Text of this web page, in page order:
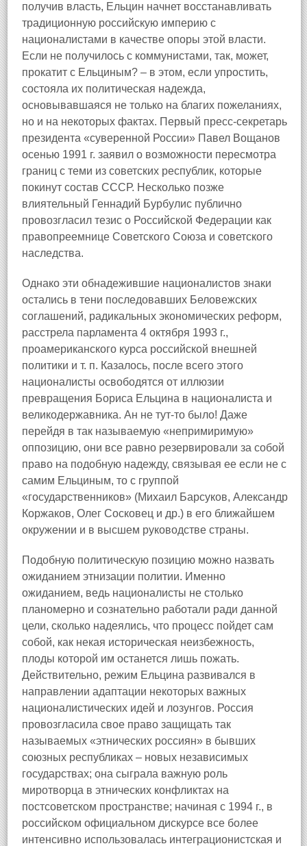
получив власть, Ельцин начнет восстанавливать
традиционную российскую империю с
националистами в качестве опоры этой власти.
Если не получилось с коммунистами, так, может,
прокатит с Ельциным? – в этом, если упростить,
состояла их политическая надежда,
основывавшаяся не только на благих пожеланиях,
но и на некоторых фактах. Первый пресс-секретарь
президента «суверенной России» Павел Вощанов
осенью 1991 г. заявил о возможности пересмотра
границ с теми из советских республик, которые
покинут состав СССР. Несколько позже
влиятельный Геннадий Бурбулис публично
провозгласил тезис о Российской Федерации как
правопреемнице Советского Союза и советского
наследства.
Однако эти обнадежившие националистов знаки
остались в тени последовавших Беловежских
соглашений, радикальных экономических реформ,
расстрела парламента 4 октября 1993 г.,
проамериканского курса российской внешней
политики и т. п. Казалось, после всего этого
националисты освободятся от иллюзии
превращения Бориса Ельцина в националиста и
великодержавника. Ан не тут-то было! Даже
перейдя в так называемую «непримиримую»
оппозицию, они все равно резервировали за собой
право на подобную надежду, связывая ее если не с
самим Ельциным, то с группой
«государственников» (Михаил Барсуков, Александр
Коржаков, Олег Сосковец и др.) в его ближайшем
окружении и в высшем руководстве страны.
Подобную политическую позицию можно назвать
ожиданием этнизации политии. Именно
ожиданием, ведь националисты не столько
планомерно и сознательно работали ради данной
цели, сколько надеялись, что процесс пойдет сам
собой, как некая историческая неизбежность,
плоды которой им останется лишь пожать.
Действительно, режим Ельцина развивался в
направлении адаптации некоторых важных
националистических идей и лозунгов. Россия
провозгласила свое право защищать так
называемых «этнических россиян» в бывших
союзных республиках – новых независимых
государствах; она сыграла важную роль
миротворца в этнических конфликтах на
постсоветском пространстве; начиная с 1994 г., в
российском официальном дискурсе все более
интенсивно использовалась интеграционистская и